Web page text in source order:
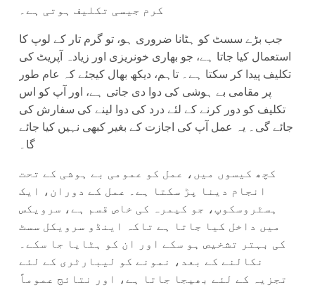
کرم جیسی تکلیف ہوتی ہے۔
جب بڑے سسٹ کو ہٹانا ضروری ہو، تو گرم تار کے لوپ کا
استعمال کیا جاتا ہے، جو بھاری خونریزی اور زیادہ آپریٹ کی
تکلیف پیدا کر سکتا ہے۔ تاہم، دیکھ بھال کیجئے کہ عام طور
پر مقامی بے ہوشی کی دوا دی جاتی ہے، اور آپ کو اس
تکلیف کو دور کرنے کے لئے درد کی دوا لینے کی سفارش کی
جائے گی۔ یہ عمل آپ کی اجازت کے بغیر کبھی نہیں کیا جائے
گا۔
کچھ کیسوں میں، عمل کو عمومی بے ہوشی کے تحت
انجام دینا پڑ سکتا ہے۔ عمل کے دوران، ایک
ہسٹروسکوپ، جو کیمرہ کی خاص قسم ہے، سرویکس
میں داخل کیا جاتا ہے تاکہ اینڈو سرویکل سسٹ
کی بہتر تشخیص ہو سکے اور ان کو ہٹایا جا سکے۔
نکالنے کے بعد، نمونے کو لیبارٹری کے لئے
تجزیہ کے لئے بھیجا جاتا ہے، اور نتائج عموماً